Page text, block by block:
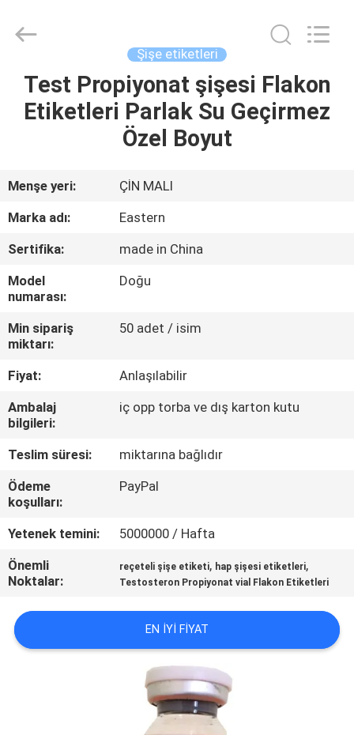
EV
HAKKIMIZDA
FABRIKA
TURU
KALITE
KONTROL
BIZIMLE
ILETIŞIME
VAKALAR
SITE
HARITASI
Reserved.
Şişe etiketleri
Test Propiyonat şişesi Flakon
Etiketleri Parlak Su Geçirmez
Özel Boyut
Menşe yeri:
ÇİN MALI
Marka adı:
Eastern
Sertifika:
made in China
Model
numarası:
Doğu
Min sipariş
miktarı:
50 adet / isim
Fiyat:
Anlaşılabilir
Ambalaj
bilgileri:
iç opp torba ve dış karton kutu
Teslim süresi:
miktarına bağlıdır
Ödeme
koşulları:
PayPal
Yetenek temini:
5000000 / Hafta
Önemli
Noktalar:
reçeteli şişe etiketi, hap şişesi etiketleri,
Testosteron Propiyonat vial Flakon Etiketleri
EN IYI FIYAT